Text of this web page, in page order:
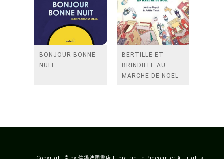
BONJOUR BONNE
NUIT
BERTILLE ET
BRINDILLE AU
MARCHE DE NOEL